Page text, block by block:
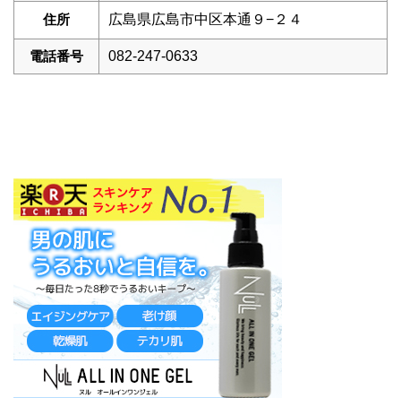
住所 広島県広島市中区本通９−２４
電話番号 082-247-0633